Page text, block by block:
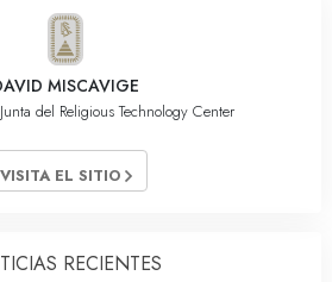
MISCAVIGE
del Religious Technology Center
VISITA EL SITIO
RECIENTES